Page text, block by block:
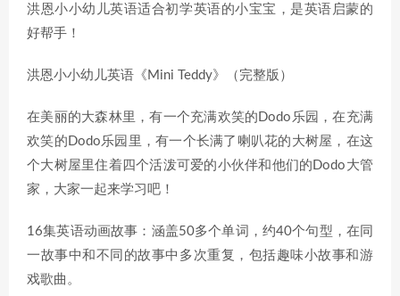
洪恩小小幼儿英语适合初学英语的小宝宝，是英语启蒙的
好帮手！
洪恩小小幼儿英语《Mini Teddy》（完整版）
在美丽的大森林里，有一个充满欢笑的Dodo乐园，在充满
欢笑的Dodo乐园里，有一个长满了喇叭花的大树屋，在这
个大树屋里住着四个活泼可爱的小伙伴和他们的Dodo大管
家，大家一起来学习吧！
16集英语动画故事：涵盖50多个单词，约40个句型，在同
一故事中和不同的故事中多次重复，包括趣味小故事和游
戏歌曲。